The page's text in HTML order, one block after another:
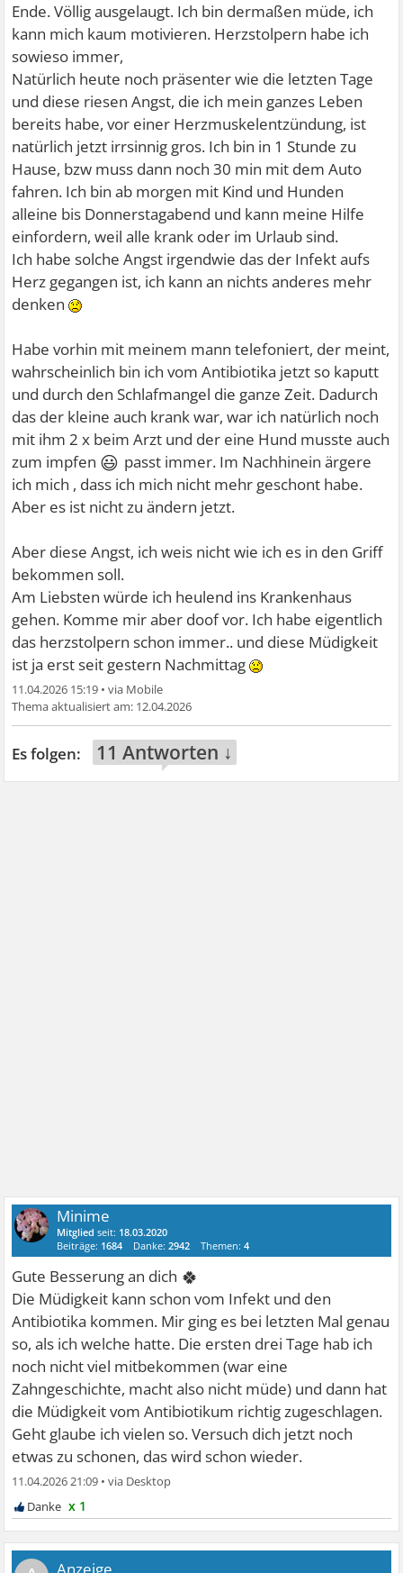
Ende. Völlig ausgelaugt. Ich bin dermaßen müde, ich
kann mich kaum motivieren. Herzstolpern habe ich
sowieso immer,
Natürlich heute noch präsenter wie die letzten Tage
und diese riesen Angst, die ich mein ganzes Leben
bereits habe, vor einer Herzmuskelentzündung, ist
natürlich jetzt irrsinnig gros. Ich bin in 1 Stunde zu
Hause, bzw muss dann noch 30 min mit dem Auto
fahren. Ich bin ab morgen mit Kind und Hunden
alleine bis Donnerstagabend und kann meine Hilfe
einfordern, weil alle krank oder im Urlaub sind.
Ich habe solche Angst irgendwie das der Infekt aufs
Herz gegangen ist, ich kann an nichts anderes mehr
denken
Habe vorhin mit meinem mann telefoniert, der meint,
wahrscheinlich bin ich vom Antibiotika jetzt so kaputt
und durch den Schlafmangel die ganze Zeit. Dadurch
das der kleine auch krank war, war ich natürlich noch
mit ihm 2 x beim Arzt und der eine Hund musste auch
zum impfen 😃 passt immer. Im Nachhinein ärgere
ich mich , dass ich mich nicht mehr geschont habe.
Aber es ist nicht zu ändern jetzt.
Aber diese Angst, ich weis nicht wie ich es in den Griff
bekommen soll.
Am Liebsten würde ich heulend ins Krankenhaus
gehen. Komme mir aber doof vor. Ich habe eigentlich
das herzstolpern schon immer.. und diese Müdigkeit
ist ja erst seit gestern Nachmittag
11.04.2026 15:19 •
12.04.2026
11 Antworten ↓
Minime
Mitglied seit: 18.03.2020
Beiträge: 1684 Danke:2942 Themen:4
Gute Besserung an dich 🍀
Die Müdigkeit kann schon vom Infekt und den
Antibiotika kommen. Mir ging es bei letzten Mal genau
so, als ich welche hatte. Die ersten drei Tage hab ich
noch nicht viel mitbekommen (war eine
Zahngeschichte, macht also nicht müde) und dann hat
die Müdigkeit vom Antibiotikum richtig zugeschlagen.
Geht glaube ich vielen so. Versuch dich jetzt noch
etwas zu schonen, das wird schon wieder.
11.04.2026 21:09 •
x 1